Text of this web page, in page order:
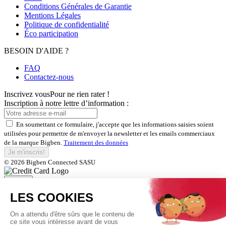
Conditions Générales de Garantie
Mentions Légales
Politique de confidentialité
Éco participation
BESOIN D'AIDE ?
FAQ
Contactez-nous
Inscrivez vousPour ne rien rater !
Inscription à notre lettre d’information :
En soumettant ce formulaire, j'accepte que les informations saisies soient
utilisées pour permettre de m'envoyer la newsletter et les emails commerciaux
de la marque Bigben. Traitement des données
Je m'inscris!
© 2026 Bigben Connected SASU
Fermer
Inscrivez-vous et bénéficiez de
nos offres exclusives